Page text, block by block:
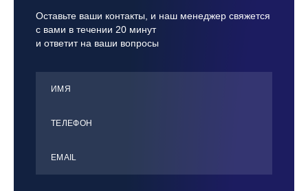
Оставьте ваши контакты, и наш менеджер свяжется
с вами в течении 20 минут
и ответит на ваши вопросы
ИМЯ
ТЕЛЕФОН
ЕMАIL